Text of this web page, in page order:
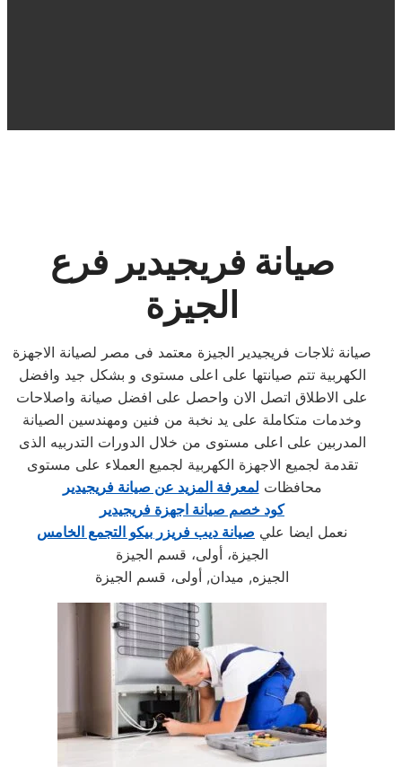
صيانة فريجيدير فرع
الجيزة
صيانة ثلاجات فريجيدير الجيزة معتمد فى مصر لصيانة الاجهزة
الكهربية تتم صيانتها على اعلى مستوى و بشكل جيد وافضل
على الاطلاق اتصل الان واحصل على افضل صيانة واصلاحات
وخدمات متكاملة على يد نخبة من فنين ومهندسين الصيانة
المدربين على اعلى مستوى من خلال الدورات التدربيه الذى
تقدمة لجميع الاجهزة الكهربية لجميع العملاء على مستوى
محافظات لمعرفة المزيد عن صيانة فريجيدير
كود خصم صيانة اجهزة فريجيدير
نعمل ايضا علي صيانة ديب فريزر بيكو التجمع الخامس
الجيزة، أولى، قسم الجيزة
الجيزه, ميدان, أولى، قسم الجيزة